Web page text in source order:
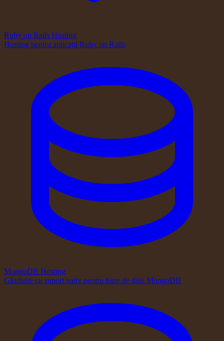
Ruby on Rails Hosting
Hosting pentru aplicații Ruby on Rails
MongoDB Hosting
Găzduire cu suport nativ pentru baze de date MongoDB